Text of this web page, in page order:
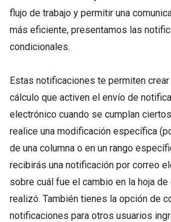
flujo de trabajo y permitir una
más eficiente, presentamos las
condicionales.
Estas notificaciones te permiten
cálculo que activen el envío de
electrónico cuando se cumplan
realice una modificación específica
de una columna o en un rango
recibirás una notificación por correo
sobre cuál fue el cambio en la hoja
realizó. También tienes la opción de
notificaciones para otros usuarios